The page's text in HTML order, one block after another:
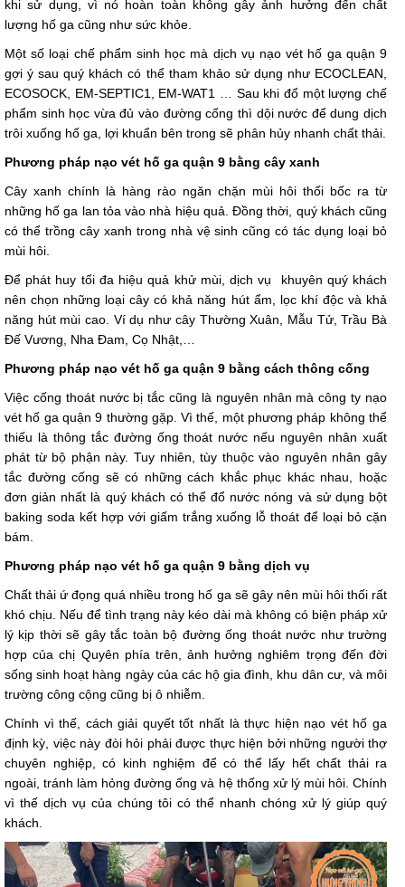
khi sử dụng, vì nó hoàn toàn không gây ảnh hưởng đến chất
lượng hố ga cũng như sức khỏe.
Một số loại chế phẩm sinh học mà dịch vụ nạo vét hố ga quận 9
gợi ý sau quý khách có thể tham khảo sử dụng như ECOCLEAN,
ECOSOCK, EM-SEPTIC1, EM-WAT1 … Sau khi đổ một lượng chế
phẩm sinh học vừa đủ vào đường cống thì dội nước để dung dịch
trôi xuống hố ga, lợi khuẩn bên trong sẽ phân hủy nhanh chất thải.
Phương pháp nạo vét hố ga quận 9 bằng cây xanh
Cây xanh chính là hàng rào ngăn chặn mùi hôi thối bốc ra từ
những hố ga lan tỏa vào nhà hiệu quả. Đồng thời, quý khách cũng
có thể trồng cây xanh trong nhà vệ sinh cũng có tác dụng loại bỏ
mùi hôi.
Để phát huy tối đa hiệu quả khử mùi, dịch vụ khuyên quý khách
nên chọn những loại cây có khả năng hút ẩm, lọc khí độc và khả
năng hút mùi cao. Ví dụ như cây Thường Xuân, Mẫu Tử, Trầu Bà
Đế Vương, Nha Đam, Cọ Nhật,…
Phương pháp nạo vét hố ga quận 9 bằng cách thông cống
Việc cống thoát nước bị tắc cũng là nguyên nhân mà công ty nạo
vét hố ga quận 9 thường gặp. Vì thế, một phương pháp không thể
thiếu là thông tắc đường ống thoát nước nếu nguyên nhân xuất
phát từ bộ phận này. Tuy nhiên, tùy thuộc vào nguyên nhân gây
tắc đường cống sẽ có những cách khắc phục khác nhau, hoặc
đơn giản nhất là quý khách có thể đổ nước nóng và sử dụng bột
baking soda kết hợp với giấm trắng xuống lỗ thoát để loại bỏ cặn
bám.
Phương pháp nạo vét hố ga quận 9 bằng dịch vụ
Chất thải ứ đọng quá nhiều trong hố ga sẽ gây nên mùi hôi thối rất
khó chịu. Nếu để tình trạng này kéo dài mà không có biện pháp xử
lý kịp thời sẽ gây tắc toàn bộ đường ống thoát nước như trường
hợp của chị Quyên phía trên, ảnh hưởng nghiêm trọng đến đời
sống sinh hoạt hàng ngày của các hộ gia đình, khu dân cư, và môi
trường công cộng cũng bị ô nhiễm.
Chính vì thế, cách giải quyết tốt nhất là thực hiện nạo vét hố ga
định kỳ, việc này đòi hỏi phải được thực hiện bởi những người thợ
chuyên nghiệp, có kinh nghiệm để có thể lấy hết chất thải ra
ngoài, tránh làm hỏng đường ống và hệ thống xử lý mùi hôi. Chính
vì thế dịch vụ của chúng tôi có thể nhanh chóng xử lý giúp quý
khách.